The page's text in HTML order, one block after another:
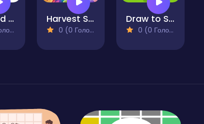
Nuts and Bolts - Color Puzzle Harvest Store Sorting
0 (0 Голосів)
Draw to Smash Zombie
0 (0 Голосів)